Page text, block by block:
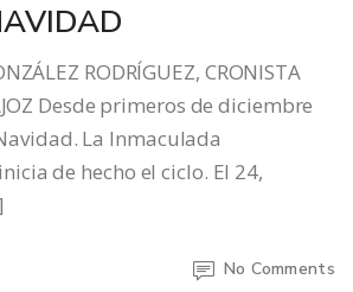
RODRÍGUEZ, CRONISTA
Desde primeros de diciembre
La Inmaculada
de hecho el ciclo. El 24,
No Comments